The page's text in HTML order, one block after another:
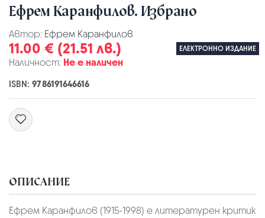
Ефрем Каранфилов. Избрано
Автор: Ефрем Каранфилов
11.00 € (21.51 лв.) ЕЛЕКТРОННО ИЗДАНИЕ
Наличност: Не е наличен
ISBN:9786191646616
ОПИСАНИЕ
Ефрем Каранфилов (1915-1998) е литературен критик